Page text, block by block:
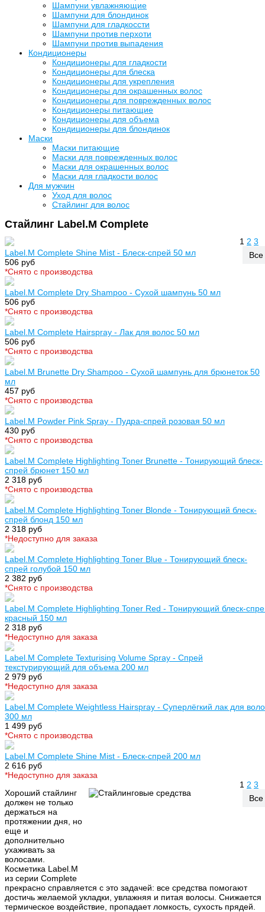
Шампуни увлажняющие
Шампуни для блондинок
Шампуни для гладкоссти
Шампуни против перхоти
Шампуни против выпадения
Кондиционеры
Кондиционеры для гладкости
Кондиционеры для блеска
Кондиционеры для укрепления
Кондиционеры для окрашенных волос
Кондиционеры для поврежденных волос
Кондиционеры питающие
Кондиционеры для объема
Кондиционеры для блондинок
Маски
Маски питающие
Маски для поврежденных волос
Маски для окрашенных волос
Маски для гладкости волос
Для мужчин
Уход для волос
Стайлинг для волос
Стайлинг Label.M Complete
1 2 3
Все
Label.M Complete Shine Mist - Блеск-спрей 50 мл
506 руб
*Cнято с производства
Label.M Complete Dry Shampoo - Сухой шампунь 50 мл
506 руб
*Cнято с производства
Label.M Complete Hairspray - Лак для волос 50 мл
506 руб
*Cнято с производства
Label.M Brunette Dry Shampoo - Сухой шампунь для брюнеток 50
мл
457 руб
*Cнято с производства
Label.M Powder Pink Spray - Пудра-спрей розовая 50 мл
430 руб
*Cнято с производства
Label.M Complete Highlighting Toner Brunette - Тонирующий блеск-
спрей брюнет 150 мл
2 318 руб
*Cнято с производства
Label.M Complete Highlighting Toner Blonde - Тонирующий блеск-
спрей блонд 150 мл
2 318 руб
*Недоступно для заказа
Label.M Complete Highlighting Toner Blue - Тонирующий блеск-
спрей голубой 150 мл
2 382 руб
*Cнято с производства
Label.M Complete Highlighting Toner Red - Тонирующий блеск-
красный 150 мл
2 318 руб
*Недоступно для заказа
Label.M Complete Texturising Volume Spray - Спрей
текстурирующий для объема 200 мл
2 979 руб
*Недоступно для заказа
Label.M Complete Weightless Hairspray - Суперлёгкий лак для
300 мл
1 499 руб
*Cнято с производства
Label.M Complete Shine Mist - Блеск-спрей 200 мл
2 616 руб
*Недоступно для заказа
1 2 3
Все
Хороший стайлинг
должен не только
держаться на
протяжении дня, но
еще и
дополнительно
ухаживать за
волосами.
Косметика Label.M
из серии Complete
прекрасно справляется с это задачей: все средства помогают
достичь желаемой укладки, увлажняя и питая волосы. Снижается
термическое воздействие, пропадает ломкость, сухость прядей.